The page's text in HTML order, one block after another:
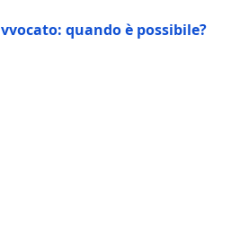
quando è possibile?